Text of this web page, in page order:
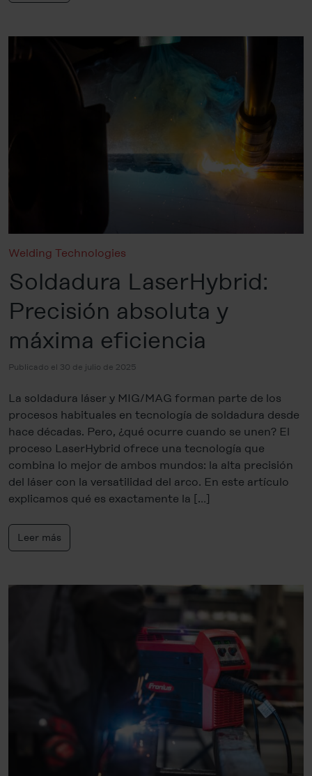
Welding Technologies
Soldadura LaserHybrid:
Precisión absoluta y
máxima eficiencia
Publicado el 30 de julio de 2025
La soldadura láser y MIG/MAG forman parte de los
procesos habituales en tecnología de soldadura desde
hace décadas. Pero, ¿qué ocurre cuando se unen? El
proceso LaserHybrid ofrece una tecnología que
combina lo mejor de ambos mundos: la alta precisión
del láser con la versatilidad del arco. En este artículo
explicamos qué es exactamente la […]
Leer más